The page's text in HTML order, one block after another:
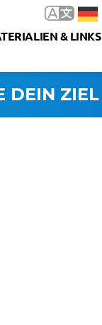
& LINKS
DEIN ZIEL